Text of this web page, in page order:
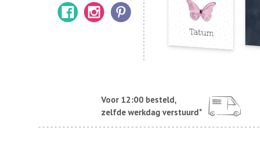
Voor 12:00 besteld,
zelfde werkdag verstuurd*